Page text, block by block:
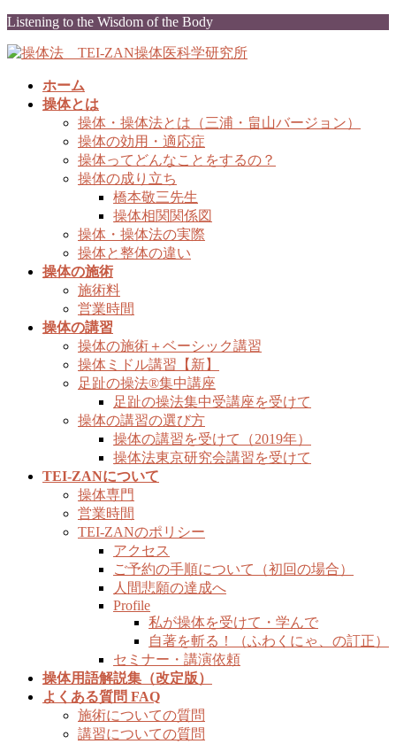
コ
テ
ナ
ゲ
Listening to the Wisdom of the Body
ホーム
操体とは
操体・操体法とは（三浦・畠山バージョン）
操体の効用・適応症
操体ってどんなことをするの？
操体の成り立ち
橋本敬三先生
操体相関関係図
操体・操体法の実際
操体と整体の違い
操体の施術
施術料
営業時間
操体の講習
操体の施術＋ベーシック講習
操体ミドル講習【新】
足趾の操法®集中講座
足趾の操法集中受講座を受けて
操体の講習の選び方
操体の講習を受けて（2019年）
操体法東京研究会講習を受けて
TEI-ZANについて
操体専門
営業時間
TEI-ZANのポリシー
アクセス
ご予約の手順について（初回の場合）
人間悲願の達成へ
Profile
私が操体を受けて・学んで
自著を斬る！（ふわくにゃ、の訂正）
セミナー・講演依頼
操体用語解説集（改定版）
よくある質問 FAQ
施術についての質問
講習についての質問